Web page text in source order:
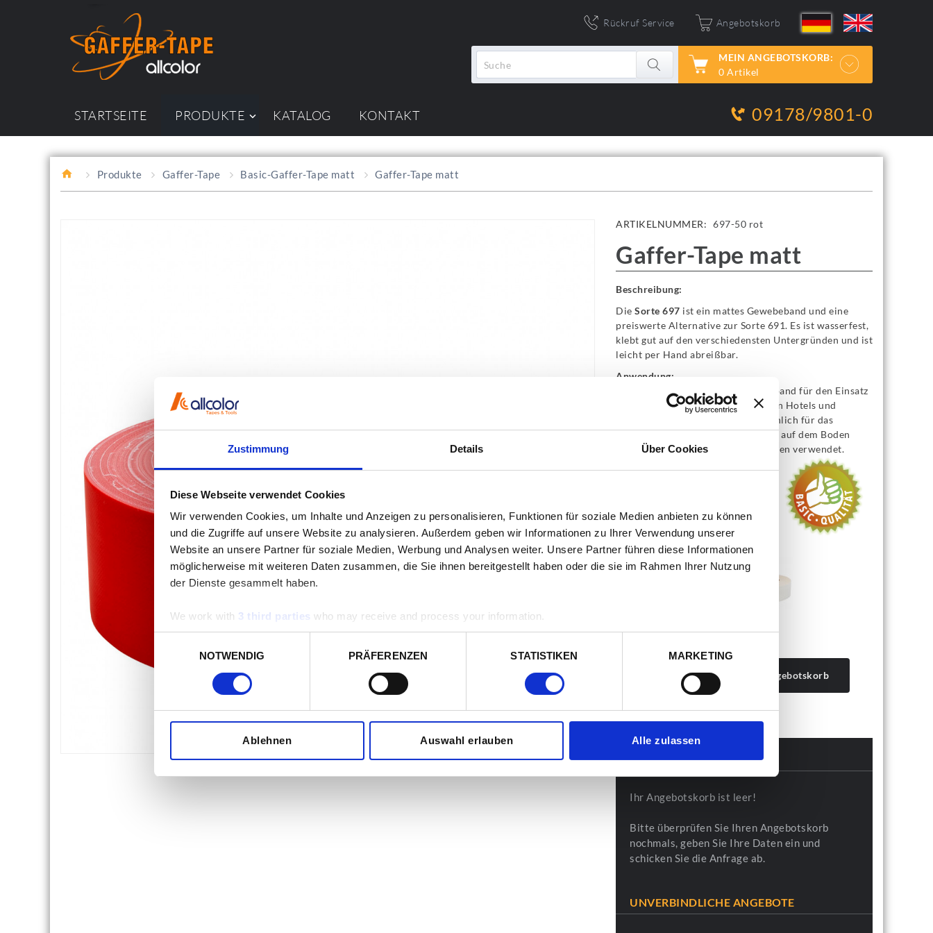
Zustimmung Details Über Cookies
Diese Webseite verwendet Cookies
Wir verwenden Cookies, um Inhalte und Anzeigen zu personalisieren, Funktionen für soziale Medien anbieten zu können
und die Zugriffe auf unsere Website zu analysieren. Außerdem geben wir Informationen zu Ihrer Verwendung unserer
Website an unsere Partner für soziale Medien, Werbung und Analysen weiter. Unsere Partner führen diese Informationen
möglicherweise mit weiteren Daten zusammen, die Sie ihnen bereitgestellt haben oder die sie im Rahmen Ihrer Nutzung
der Dienste gesammelt haben.
We work with 3 third parties who may receive and process your information.
NOTWENDIG
PRÄFERENZEN STATISTIKEN MARKETING
Ablehnen Auswahl erlauben Alle zulassen
Rückruf Service Angebotskorb
MEIN ANGEBOTSKORB:
0 Artikel
STARTSEITE PRODUKTE KATALOG KONTAKT 09178/9801-0
Produkte Gaffer-Tape Basic-Gaffer-Tape matt Gaffer-Tape matt
ARTIKELNUMMER: 697-50 rot
Gaffer-Tape matt
Beschreibung:
Die Sorte 697 ist ein mattes Gewebeband und eine
preiswerte Alternative zur Sorte 691. Es ist wasserfest,
klebt gut auf den verschiedensten Untergründen und ist
leicht per Hand abreißbar.
Anwendung:
Die Sorte 697 ist ein Gewebeklebeband für den Einsatz
in der Showindustrie, auf Messen, in Hotels und
Veranstaltungen. Es wird hauptsächlich für das
Fixieren von Kabeln und Teppichen auf dem Boden
sowie für verschiedene Markierungen verwendet.
Farbe: rot
VE: 24
Erhältlich auch in Farben:
In den Angebotskorb
MEIN ANGEBOTSKORB
Ihr Angebotskorb ist leer!
Bitte überprüfen Sie Ihren Angebotskorb
nochmals, geben Sie Ihre Daten ein und
schicken Sie die Anfrage ab.
UNVERBINDLICHE ANGEBOTE